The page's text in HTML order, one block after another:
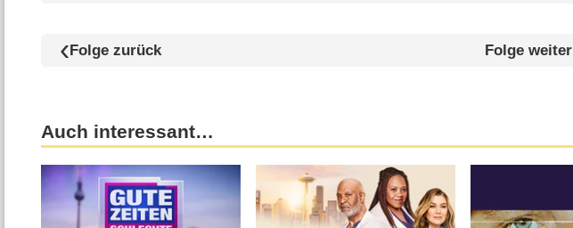
Folge zurück Folge weiter
Auch interessant…